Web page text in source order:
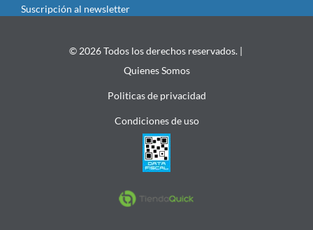
Suscripción al newsletter
© 2026 Todos los derechos reservados. |
Quienes Somos
Politicas de privacidad
Condiciones de uso